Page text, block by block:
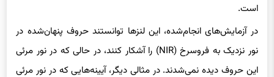
در آزمایش‌های انجام‌شده، این لنزها توانستند حروف پنهان‌شده در
نور نزدیک به فروسرخ (NIR) را آشکار کنند، در حالی که در نور مرئی
این حروف دیده نمی‌شدند. در مثالی دیگر، آیینه‌هایی که در نور مرئی
رنگی نبودند، در نور NIR رنگ‌های مختلفی را نمایش دادند. این